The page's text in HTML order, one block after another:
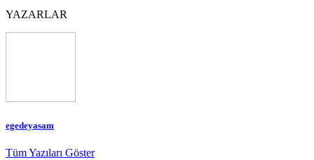
YAZARLAR
egedeyasam
Tüm Yazıları Göster